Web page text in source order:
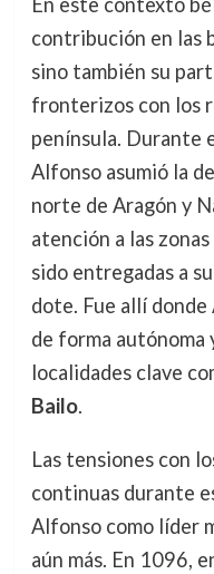
contribución en las
sino también su
fronterizos con los
península. Durante
Alfonso asumió la
norte de Aragón y
atención a las zonas
sido entregadas a
dote. Fue allí
de forma autónoma
localidades clave
Bailo.
Las tensiones con
continuas durante
Alfonso como líder
aún más. En 1096,